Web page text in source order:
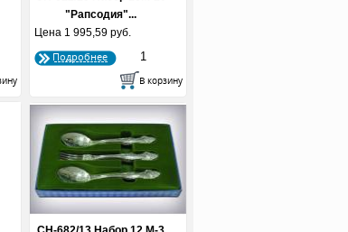
"Рапсодия"...
Цена 1 995,59 руб.
Подробнее